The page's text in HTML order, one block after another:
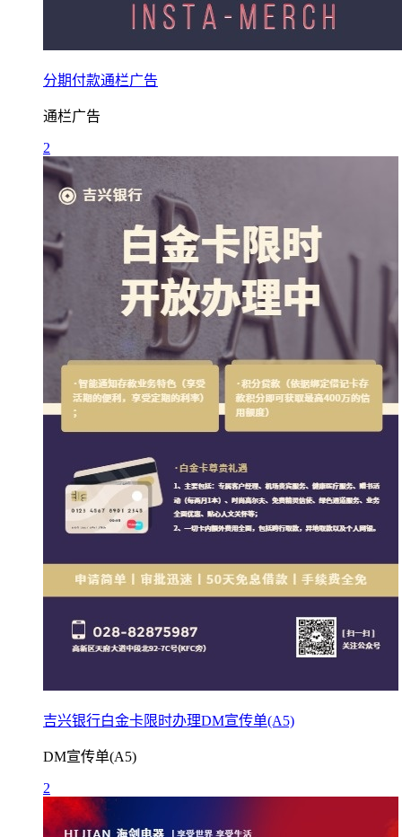
分期付款通栏广告
通栏广告
2
吉兴银行白金卡限时办理DM宣传单(A5)
DM宣传单(A5)
2